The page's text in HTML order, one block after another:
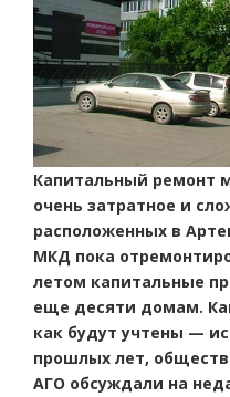
Капитальный ремонт
очень затратное и
расположенных в
МКД пока
летом капитальные
еще десяти домам.
как будут учтены —
прошлых лет,
АГО обсуждали на